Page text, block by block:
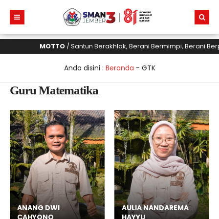
MOTTO/ Santun Berakhlak, Berani Bermimpi, Berani
Anda disini : Beranda - GTK
Guru Matematika
ANANG DWI
CAHYONO
AULIA NANDAREMA
HAYYU